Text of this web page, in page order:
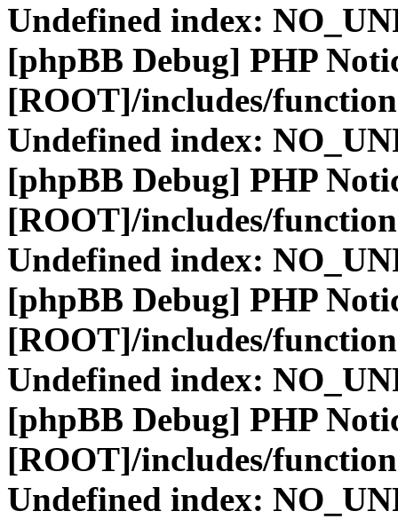
Undefined index:
[phpBB Debug] PHP
[ROOT]/includes/
Undefined index:
[phpBB Debug] PHP
[ROOT]/includes/
Undefined index:
[phpBB Debug] PHP
[ROOT]/includes/
Undefined index:
[phpBB Debug] PHP
[ROOT]/includes/
Undefined index: